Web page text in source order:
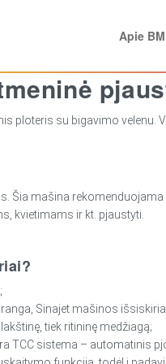
Apie
ploteris su bigavimo velenu.
Šia mašina
kvietimams ir kt. pjaustyti.
Sinajet mašinos
tiek ritininę medžiagą;
TCC sistema – automatinis